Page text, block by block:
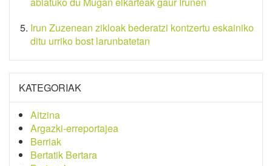
Irun Zuzenean zikloak bederatzi kontzertu eskainiko
ditu urriko bost larunbatetan
KATEGORIAK
Aitzina
Argazki-erreportajea
Berriak
Bertatik Bertara